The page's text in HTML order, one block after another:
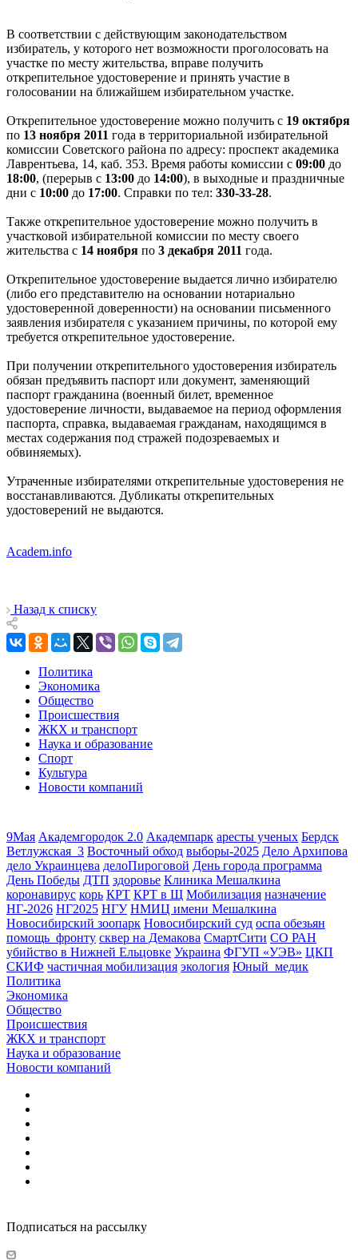
В соответствии с действующим законодательством
избиратель, у которого нет возможности проголосовать на
участке по месту жительства, вправе получить
открепительное удостоверение и принять участие в
голосовании на ближайшем избирательном участке.
Открепительное удостоверение можно получить с 19 октября
по 13 ноября 2011 года в территориальной избирательной
комиссии Советского района по адресу: проспект академика
Лаврентьева, 14, каб. 353. Время работы комиссии с 09:00 до
18:00, (перерыв с 13:00 до 14:00), в выходные и праздничные
дни с 10:00 до 17:00. Справки по тел: 330-33-28.
Также открепительное удостоверение можно получить в
участковой избирательной комиссии по месту своего
жительства с 14 ноября по 3 декабря 2011 года.
Открепительное удостоверение выдается лично избирателю
(либо его представителю на основании нотариально
удостоверенной доверенности) на основании письменного
заявления избирателя с указанием причины, по которой ему
требуется открепительное удостоверение.
При получении открепительного удостоверения избиратель
обязан предъявить паспорт или документ, заменяющий
паспорт гражданина (военный билет, временное
удостоверение личности, выдаваемое на период оформления
паспорта, справка, выдаваемая гражданам, находящимся в
местах содержания под стражей подозреваемых и
обвиняемых).
Утраченные избирателями открепительные удостоверения не
восстанавливаются. Дубликаты открепительных
удостоверений не выдаются.
Academ.info
Назад к списку
Политика
Экономика
Общество
Происшествия
ЖКХ и транспорт
Наука и образование
Спорт
Культура
Новости компаний
9Мая Академгородок 2.0 Академпарк аресты ученых Бердск
Ветлужская_3 Восточный обход выборы-2025 Дело Архипова
дело Украинцева делоПироговой День города программа
День Победы ДТП здоровье Клиника Мешалкина
коронавирус корь КРТ КРТ в Щ Мобилизация назначение
НГ-2026 НГ2025 НГУ НМИЦ имени Мешалкина
Новосибирский зоопарк Новосибирский суд оспа обезьян
помощь_фронту сквер на Демакова СмартСити СО РАН
убийство в Нижней Ельцовке Украина ФГУП «УЭВ» ЦКП
СКИФ частичная мобилизация экология Юный_медик
Политика
Экономика
Общество
Происшествия
ЖКХ и транспорт
Наука и образование
Новости компаний
Подписаться на рассылку